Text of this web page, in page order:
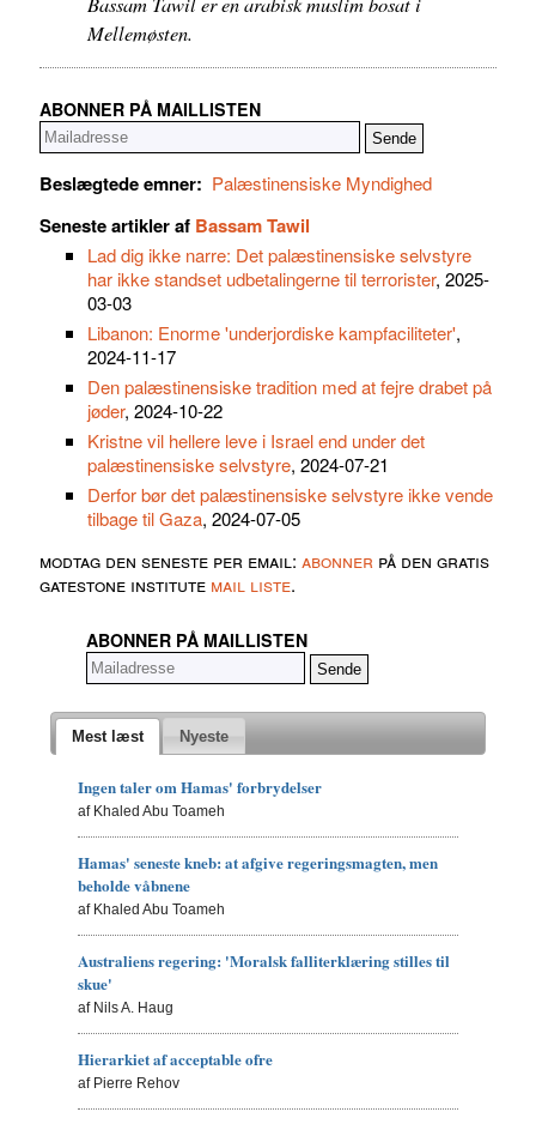
Mellemøsten.
ABONNER PÅ MAILLISTEN
Beslægtede emner: Palæstinensiske Myndighed
Seneste artikler af Bassam Tawil
Lad dig ikke narre: Det palæstinensiske selvstyre
har ikke standset udbetalingerne til terrorister, 2025-
03-03
Libanon: Enorme 'underjordiske kampfaciliteter',
2024-11-17
Den palæstinensiske tradition med at fejre drabet på
jøder, 2024-10-22
Kristne vil hellere leve i Israel end under det
palæstinensiske selvstyre, 2024-07-21
Derfor bør det palæstinensiske selvstyre ikke vende
tilbage til Gaza, 2024-07-05
modtag den seneste per email: abonner på den gratis
gatestone institute mail liste.
ABONNER PÅ MAILLISTEN
Mest læst Nyeste
Ingen taler om Hamas' forbrydelser
af Khaled Abu Toameh
Hamas' seneste kneb: at afgive regeringsmagten, men
beholde våbnene
af Khaled Abu Toameh
Australiens regering: 'Moralsk falliterklæring stilles til
skue'
af Nils A. Haug
Hierarkiet af acceptable ofre
af Pierre Rehov